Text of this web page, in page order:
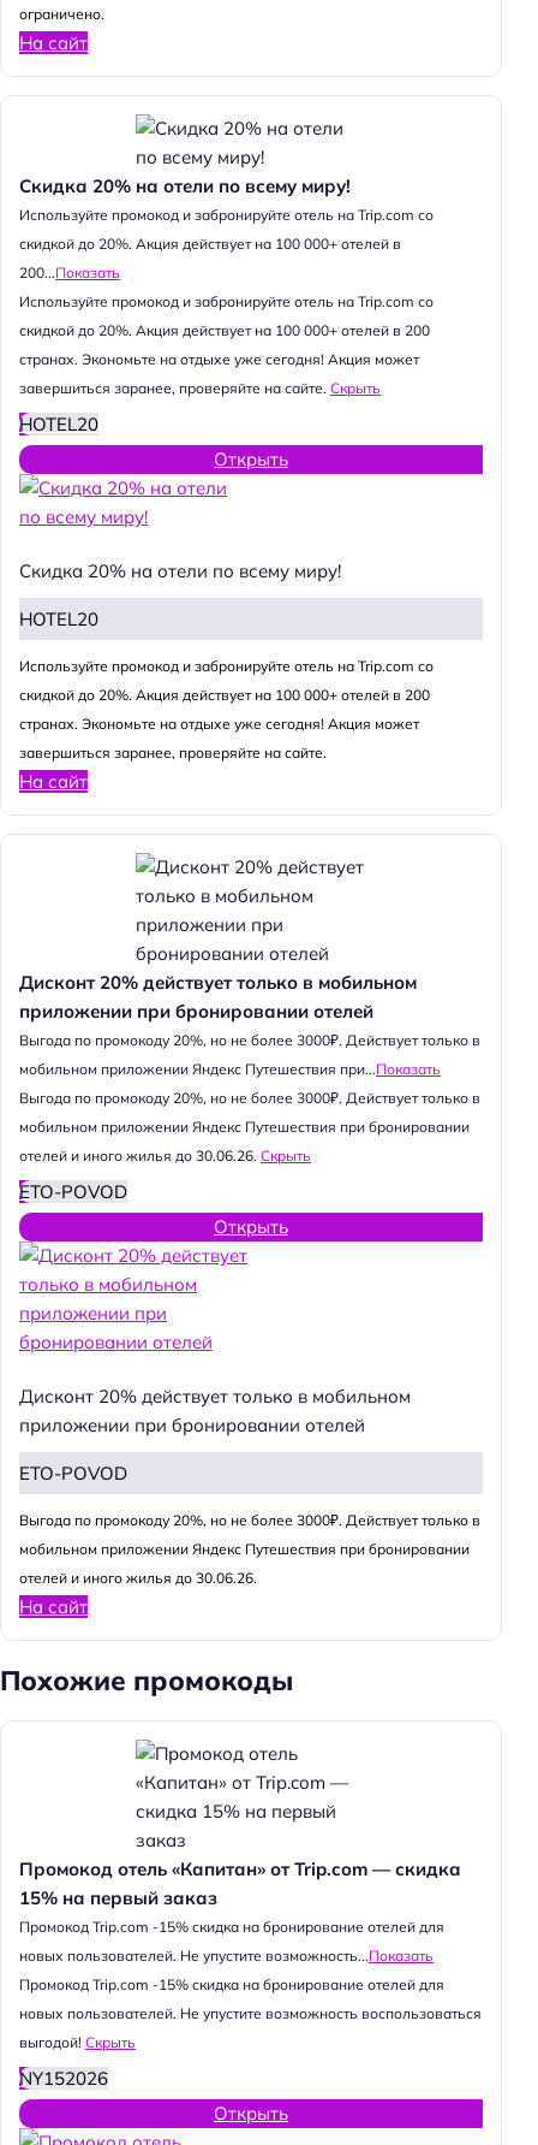
ограничено.
На сайт
Скидка 20% на отели по всему миру!
Используйте промокод и забронируйте отель на Trip.com со
скидкой до 20%. Акция действует на 100 000+ отелей в
200...Показать
Используйте промокод и забронируйте отель на Trip.com со
скидкой до 20%. Акция действует на 100 000+ отелей в 200
странах. Экономьте на отдыхе уже сегодня! Акция может
завершиться заранее, проверяйте на сайте. Скрыть
HOTEL20
Открыть
Скидка 20% на отели по всему миру!
HOTEL20
Используйте промокод и забронируйте отель на Trip.com со
скидкой до 20%. Акция действует на 100 000+ отелей в 200
странах. Экономьте на отдыхе уже сегодня! Акция может
завершиться заранее, проверяйте на сайте.
На сайт
Дисконт 20% действует только в мобильном
приложении при бронировании отелей
Выгода по промокоду 20%, но не более 3000₽. Действует только в
мобильном приложении Яндекс Путешествия при...Показать
Выгода по промокоду 20%, но не более 3000₽. Действует только в
мобильном приложении Яндекс Путешествия при бронировании
отелей и иного жилья до 30.06.26. Скрыть
ETO-POVOD
Открыть
Дисконт 20% действует только в мобильном
приложении при бронировании отелей
ETO-POVOD
Выгода по промокоду 20%, но не более 3000₽. Действует только в
мобильном приложении Яндекс Путешествия при бронировании
отелей и иного жилья до 30.06.26.
На сайт
Похожие промокоды
Промокод отель «Капитан» от Trip.com — скидка
15% на первый заказ
Промокод Trip.com -15% скидка на бронирование отелей для
новых пользователей. Не упустите возможность...Показать
Промокод Trip.com -15% скидка на бронирование отелей для
новых пользователей. Не упустите возможность воспользоваться
выгодой! Скрыть
NY152026
Открыть